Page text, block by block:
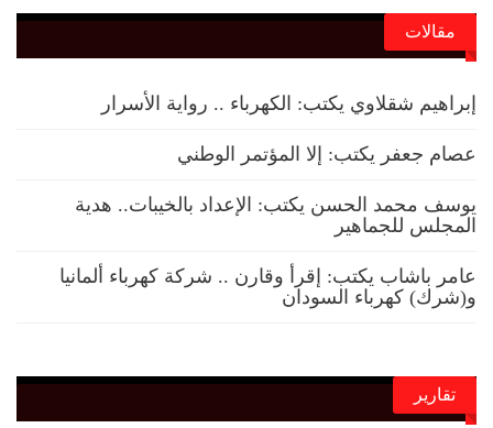
مقالات
إبراهيم شقلاوي يكتب: الكهرباء .. رواية الأسرار
عصام جعفر يكتب: إلا المؤتمر الوطني
يوسف محمد الحسن يكتب: الإعداد بالخيبات.. هدية
المجلس للجماهير
عامر باشاب يكتب: إقرأ وقارن .. شركة كهرباء ألمانيا
و(شرك) كهرباء السودان
تقارير